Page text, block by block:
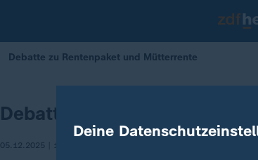
Debatte zu Rentenpaket und Mütterrente
Debatte zu Rentenpaket und
05.12.2025 | 13:43
Deine